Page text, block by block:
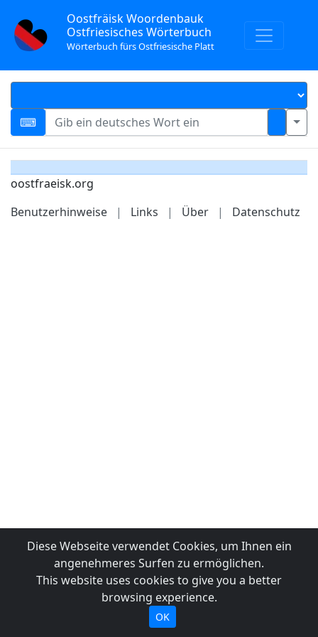
Oostfräisk Woordenbauk
Ostfriesisches Wörterbuch
Wörterbuch fürs Ostfriesische Platt
oostfraeisk.org
Benutzerhinweise
| Links | Über | Datenschutz
Diese Webseite verwendet Cookies, um Ihnen ein
angenehmeres Surfen zu ermöglichen.
This website uses cookies to give you a better
browsing experience.
OK